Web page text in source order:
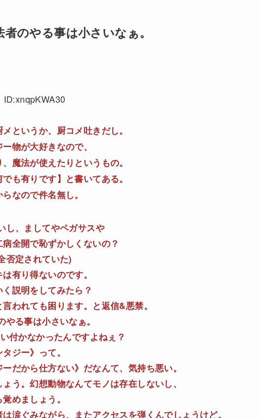
のやる事は小さいなぁ。
というか、厨コメ吐きだし。
物が大好きなので、
魔法が使えたりというもの。
も有りです】と書いてある。
なので件名無し。
し、ましてやペガサスや
全開で恥ずかしくないの？
否定されていた)
有り得ないのです。
説明をしてみたら？
われても困ります。と返信&悪禁。
る事は小さいなぁ。
付かなかったんですよねぇ？
ジー》って。
だから仕方ない》だなんて、気持ち悪い。
う。幻想動物なんてモノは存在しないし、
めましょう。
涙ぐみながら、またアクセスを弾くんでしょうけど。